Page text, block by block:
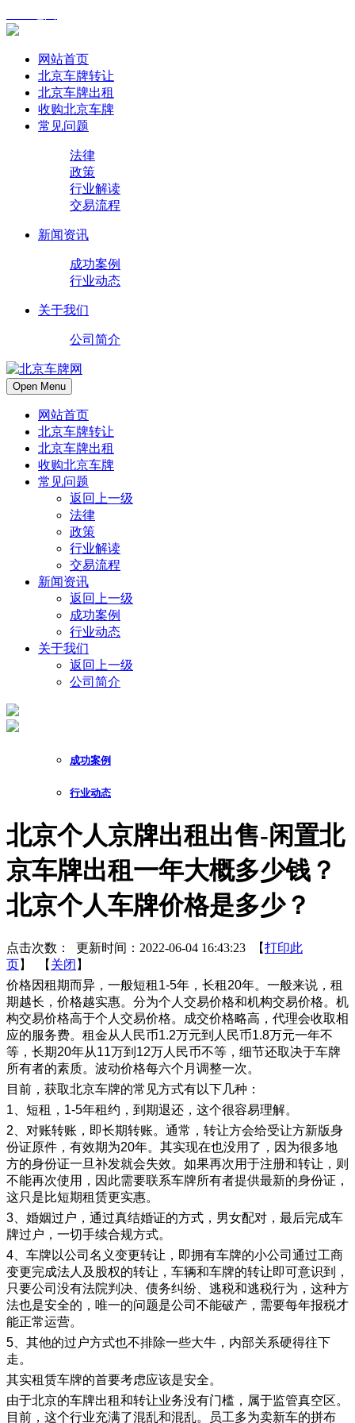
网站首页
北京车牌转让
北京车牌出租
收购北京车牌
常见问题
法律
政策
行业解读
交易流程
新闻资讯
成功案例
行业动态
关于我们
公司简介
Open Menu
网站首页
北京车牌转让
北京车牌出租
收购北京车牌
常见问题
返回上一级
法律
政策
行业解读
交易流程
新闻资讯
返回上一级
成功案例
行业动态
关于我们
返回上一级
公司简介
成功案例
行业动态
北京个人京牌出租出售-闲置北
京车牌出租一年大概多少钱？
北京个人车牌价格是多少？
点击次数： 更新时间：2022-06-04 16:43:23 【打印此
页】 【 关闭 】
价格因租期而异，一般短租1-5年，长租20年。一般来说，租
期越长，价格越实惠。分为个人交易价格和机构交易价格。机
构交易价格高于个人交易价格。成交价格略高，代理会收取相
应的服务费。租金从人民币1.2万元到人民币1.8万元一年不
等，长期20年从11万到12万人民币不等，细节还取决于车牌
所有者的素质。波动价格每六个月调整一次。
目前，获取北京车牌的常见方式有以下几种：
1、短租，1-5年租约，到期退还，这个很容易理解。
2、对账转账，即长期转账。通常，转让方会给受让方新版身
份证原件，有效期为20年。其实现在也没用了，因为很多地
方的身份证一旦补发就会失效。如果再次用于注册和转让，则
不能再次使用，因此需要联系车牌所有者提供最新的身份证，
这只是比短期租赁更实惠。
3、婚姻过户，通过真结婚证的方式，男女配对，最后完成车
牌过户，一切手续合规方式。
4、车牌以公司名义变更转让，即拥有车牌的小公司通过工商
变更完成法人及股权的转让，车辆和车牌的转让即可意识到，
只要公司没有法院判决、债务纠纷、逃税和逃税行为，这种方
法也是安全的，唯一的问题是公司不能破产，需要每年报税才
能正常运营。
5、其他的过户方式也不排除一些大牛，内部关系硬得往下
走。
其实租赁车牌的首要考虑应该是安全。
由于北京的车牌出租和转让业务没有门槛，属于监管真空区。
目前，这个行业充满了混乱和混乱。员工多为卖新车的拼布